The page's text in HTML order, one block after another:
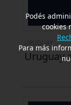
URUGUAY
Uruguay
Podés
cookies
Para más